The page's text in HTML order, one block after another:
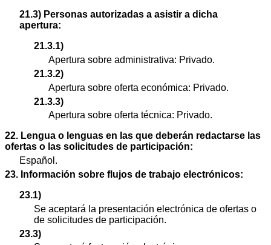
21.3) Personas autorizadas a asistir a dicha
apertura:
21.3.1)
Apertura sobre administrativa: Privado.
21.3.2)
Apertura sobre oferta económica: Privado.
21.3.3)
Apertura sobre oferta técnica: Privado.
22. Lengua o lenguas en las que deberán redactarse las
ofertas o las solicitudes de participación:
Español.
23. Información sobre flujos de trabajo electrónicos:
23.1)
Se aceptará la presentación electrónica de ofertas o
de solicitudes de participación.
23.3)